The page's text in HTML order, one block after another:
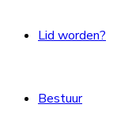
Lid worden?
Bestuur